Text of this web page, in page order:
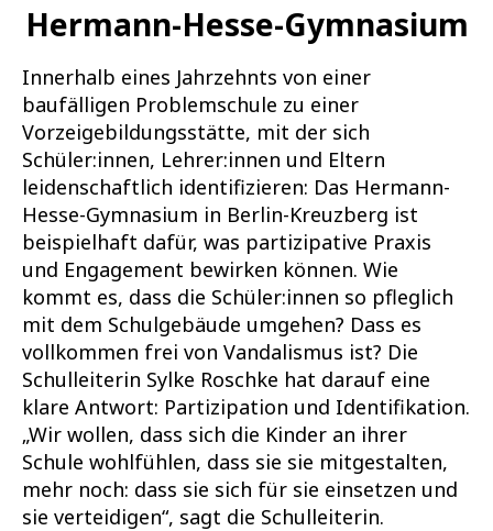
Hermann-Hesse-Gymnasium
Innerhalb eines Jahrzehnts von einer
baufälligen Problemschule zu einer
Vorzeigebildungsstätte, mit der sich
Schüler:innen, Lehrer:innen und Eltern
leidenschaftlich identifizieren: Das Hermann-
Hesse-Gymnasium in Berlin-Kreuzberg ist
beispielhaft dafür, was partizipative Praxis
und Engagement bewirken können. Wie
kommt es, dass die Schüler:innen so pfleglich
mit dem Schulgebäude umgehen? Dass es
vollkommen frei von Vandalismus ist? Die
Schulleiterin Sylke Roschke hat darauf eine
klare Antwort: Partizipation und Identifikation.
„Wir wollen, dass sich die Kinder an ihrer
Schule wohlfühlen, dass sie sie mitgestalten,
mehr noch: dass sie sich für sie einsetzen und
sie verteidigen“, sagt die Schulleiterin.